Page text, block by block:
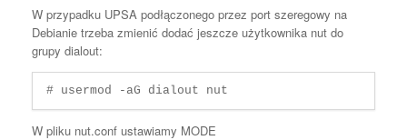
W przypadku UPSA podłączonego przez port szeregowy na
Debianie trzeba zmienić dodać jeszcze użytkownika nut do
grupy dialout:
# usermod -aG dialout nut
W pliku nut.conf ustawiamy MODE